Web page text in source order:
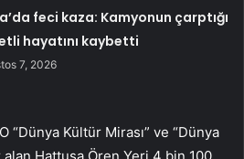
feci kaza: Kamyonun çarptığı
hayatını kaybetti
7, 2026
“Dünya Kültür Mirası” ve “Dünya